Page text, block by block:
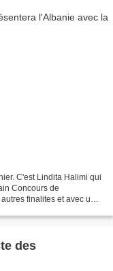
C'est Lindita Halimi qui
Concours de
finalites et avec une
des